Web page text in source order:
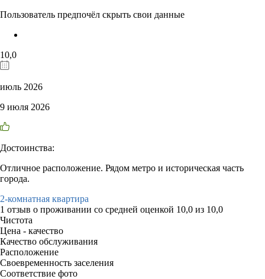
Пользователь предпочёл скрыть свои данные
10,0
июль 2026
9 июля 2026
Достоинства:
Отличное расположение. Рядом метро и историческая часть
города.
2-комнатная квартира
1 отзыв о проживании со средней оценкой 10,0 из 10,0
Чистота
Цена - качество
Качество обслуживания
Расположение
Своевременность заселения
Соответствие фото